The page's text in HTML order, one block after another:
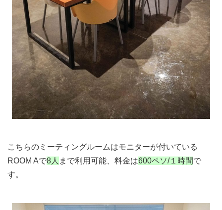
こちらのミーティングルームはモニターが付いている
ROOM Aで8人 まで利用可能、料金は600ペソ/１時間で
す。